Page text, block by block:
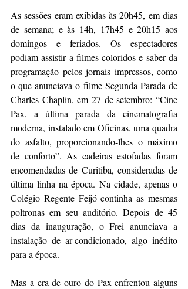
As sessões eram exibidas às 20h45, em dias
de semana; e às 14h, 17h45 e 20h15 aos
domingos e feriados. Os espectadores
podiam assistir a filmes coloridos e saber da
programação pelos jornais impressos, como
o que anunciava o filme Segunda Parada de
Charles Chaplin, em 27 de setembro: “Cine
Pax, a última parada da cinematografia
moderna, instalado em Oficinas, uma quadra
do asfalto, proporcionando-lhes o máximo
de conforto”. As cadeiras estofadas foram
encomendadas de Curitiba, consideradas de
última linha na época. Na cidade, apenas o
Colégio Regente Feijó continha as mesmas
poltronas em seu auditório. Depois de 45
dias da inauguração, o Frei anunciava a
instalação de ar-condicionado, algo inédito
para a época.
Mas a era de ouro do Pax enfrentou alguns